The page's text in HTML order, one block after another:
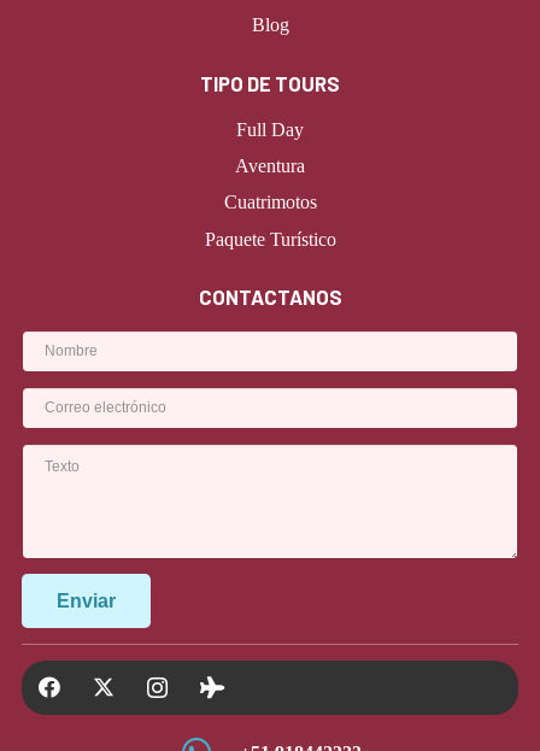
Blog
TIPO DE TOURS
Full Day
Aventura
Cuatrimotos
Paquete Turístico
CONTACTANOS
Enviar